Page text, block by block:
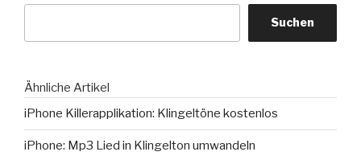
Suchen
Ähnliche Artikel
iPhone Killerapplikation: Klingeltöne kostenlos
iPhone: Mp3 Lied in Klingelton umwandeln